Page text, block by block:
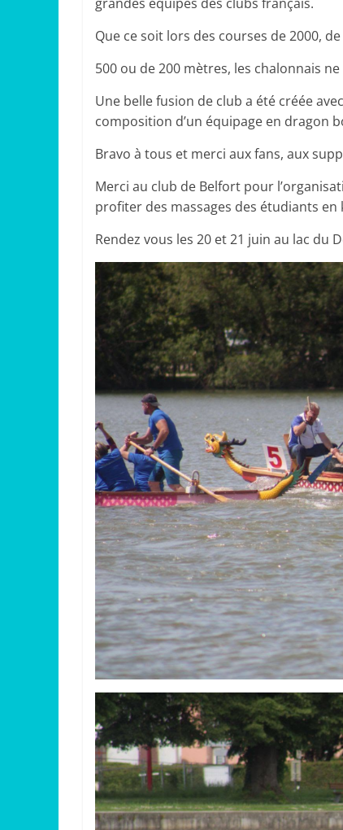
Que ce soit lors des courses de 2000, de
500 ou de 200 mètres, les chalonnais
Une belle fusion de club a été créée
composition d’un équipage en dragon
Bravo à tous et merci aux fans, aux
Merci au club de Belfort pour
profiter des massages des étudiants en
Rendez vous les 20 et 21 juin au lac du